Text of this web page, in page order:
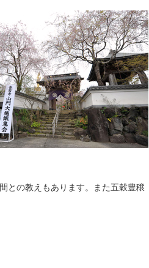
との教えもあります。また五穀豊穣